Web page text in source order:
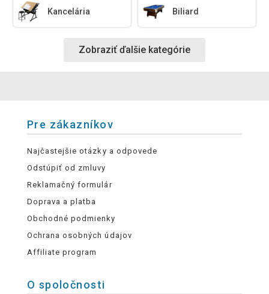
Kancelária Biliard
Zobraziť ďalšie kategórie
Pre zákazníkov
Najčastejšie otázky a odpovede
Odstúpiť od zmluvy
Reklamačný formulár
Doprava a platba
Obchodné podmienky
Ochrana osobných údajov
Affiliate program
O spoločnosti